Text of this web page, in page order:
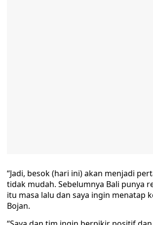
“Jadi, besok (hari ini) akan menjadi
tidak mudah. Sebelumnya Bali punya
itu masa lalu dan saya ingin menatap
Bojan.